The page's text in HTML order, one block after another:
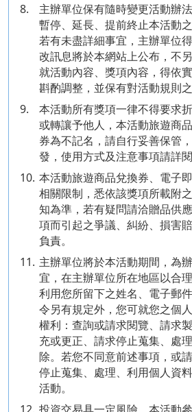
8.
主辦單位保有隨時變更活動辦
暫停、延長、提前終止本活動
若有未盡詳細事宜，主辦單位
改訊息將於本網站上公布，不
就活動內容、獎項內容，得依
斟酌調整，並保有對活動規則之
9.
本活動所有獎項一律不得要求
或轉讓予他人，本活動旅遊商
券為不記名，請自行妥善保管
發，使用方式及注意事項請詳閱
10. 本活動旅遊商品兌換券、電子
相關限制，悉依該獎項所載附
知為準，若有疑問請洽贈品供
項而引起之爭議、糾紛、損害
負責。
11. 主辦單位將於本活動期間，為
宜，在主辦單位所在地區以合
利用您所留下之姓名、電子郵
令另有規定外，您可就您之個
權利：查詢或請求閱覽、請求
充或更正、請求停止蒐集、處
除。若您不同意前述事項，或
停止蒐集、處理、利用個人資
活動。
12. 投資交易具一定風險，本活動